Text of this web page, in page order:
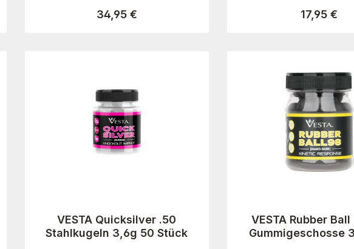
Regulärer Preis:
34,95 € Regulärer
17,95 €
VESTA Quicksilver .50
Stahlkugeln 3,6g 50 Stück
VESTA Rubber
Gummigeschosse